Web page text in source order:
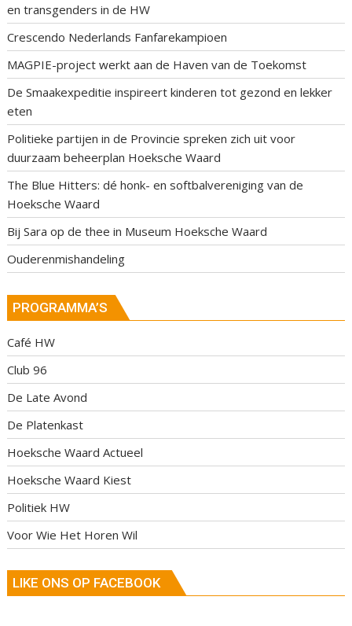
en transgenders in de HW
Crescendo Nederlands Fanfarekampioen
MAGPIE-project werkt aan de Haven van de Toekomst
De Smaakexpeditie inspireert kinderen tot gezond en lekker
eten
Politieke partijen in de Provincie spreken zich uit voor
duurzaam beheerplan Hoeksche Waard
The Blue Hitters: dé honk- en softbalvereniging van de
Hoeksche Waard
Bij Sara op de thee in Museum Hoeksche Waard
Ouderenmishandeling
PROGRAMMA’S
Café HW
Club 96
De Late Avond
De Platenkast
Hoeksche Waard Actueel
Hoeksche Waard Kiest
Politiek HW
Voor Wie Het Horen Wil
LIKE ONS OP FACEBOOK